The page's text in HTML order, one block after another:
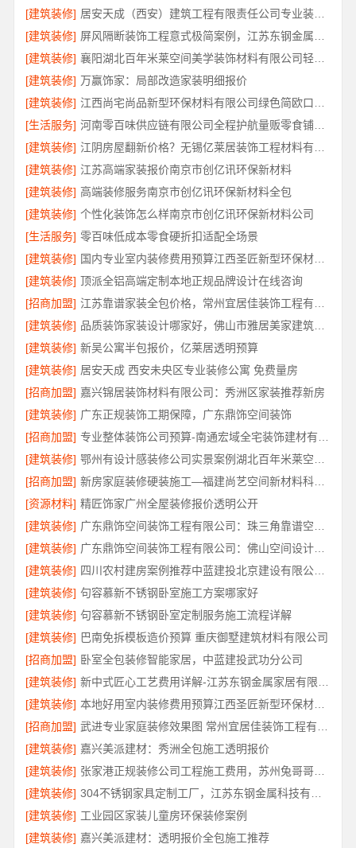
[建筑装修]
居安天成（西安）建筑工程有限责任公司专业装修西安平层免费量房
[建筑装修]
[建筑装修]
襄阳湖北百年米莱空间美学装饰材料有限公司轻奢风设计装修
[建筑装修] 万赢饰家：局部改造家装明细报价
[建筑装修]
[生活服务]
河南零百味供应链有限公司全程护航量贩零食铺无忧经营
[建筑装修]
[建筑装修] 江苏高端家装报价南京市创亿讯环保新材料
[建筑装修] 高端装修服务南京市创亿讯环保新材料全包
[建筑装修] 个性化装饰怎么样南京市创亿讯环保新材料公司
[生活服务] 零百味低成本零食硬折扣适配全场景
[建筑装修]
国内专业室内装修费用预算江西圣匠新型环保材料有限公司
[建筑装修] 顶派全铝高端定制本地正规品牌设计在线咨询
[招商加盟]
[建筑装修]
品质装饰家装设计哪家好，佛山市雅居美家建筑装饰工程有限公司靠谱
[建筑装修] 新吴公寓半包报价，亿莱居透明预算
[建筑装修] 居安天成 西安未央区专业装修公寓 免费量房
[招商加盟] 嘉兴锦居装饰材料有限公司：秀洲区家装推荐新房
[建筑装修] 广东正规装饰工期保障，广东鼎饰空间装饰
[招商加盟]
[建筑装修]
[招商加盟]
新房家庭装修硬装施工—福建尚艺空间新材料科技有限公司
[资源材料] 精匠饰家广州全屋装修报价透明公开
[建筑装修]
[建筑装修]
广东鼎饰空间装饰工程有限公司：佛山空间设计优惠活动售后无忧
[建筑装修]
四川农村建房案例推荐中蓝建投北京建设有限公司四川
[建筑装修] 句容慕新不锈钢卧室施工方案哪家好
[建筑装修] 句容慕新不锈钢卧室定制服务施工流程详解
[建筑装修] 巴南免拆模板造价预算 重庆御墅建筑材料有限公司
[招商加盟] 卧室全包装修智能家居，中蓝建投武功分公司
[建筑装修]
[建筑装修]
本地好用室内装修费用预算江西圣匠新型环保材料有限公司
[招商加盟]
[建筑装修] 嘉兴美派建材：秀洲全包施工透明报价
[建筑装修]
张家港正规装修公司工程施工费用，苏州兔哥哥智装新材料有限公司全包透明报价
[建筑装修]
[建筑装修] 工业园区家装儿童房环保装修案例
[建筑装修] 嘉兴美派建材：透明报价全包施工推荐